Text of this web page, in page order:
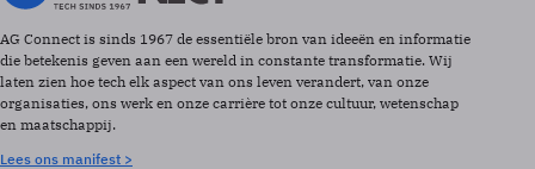
AG Connect is sinds 1967 de essentiële bron van ideeën en informatie
die betekenis geven aan een wereld in constante transformatie. Wij
laten zien hoe tech elk aspect van ons leven verandert, van onze
organisaties, ons werk en onze carrière tot onze cultuur, wetenschap
en maatschappij.
Lees ons manifest >